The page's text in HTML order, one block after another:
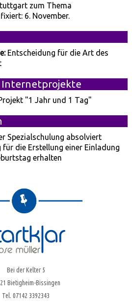
zum Thema
6. November.
Entscheidung für die Art des
Internetprojekte
"1 Jahr und 1 Tag"
Spezialschulung absolviert
für die Erstellung einer Einladung
erhalten
Bei der Kelter 5
Bietigheim-Bissingen
Tel. 07142 3392343